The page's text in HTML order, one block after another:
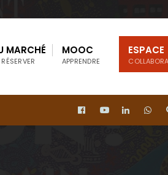
MARCHÉ ESPACE
MOOC
APPRENDRE